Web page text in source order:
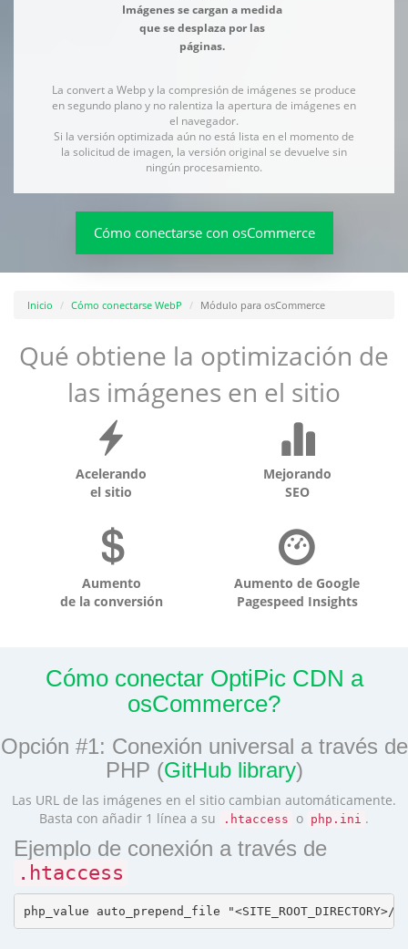
Imágenes se cargan a medida
que se desplaza por las
páginas.
La convert a Webp y la compresión de imágenes se produce
en segundo plano y no ralentiza la apertura de imágenes en
el navegador.
Si la versión optimizada aún no está lista en el momento de
la solicitud de imagen, la versión original se devuelve sin
ningún procesamiento.
Cómo conectarse con osCommerce
Inicio Cómo conectarse WebP Módulo para osCommerce
Qué obtiene la optimización de
las imágenes en el sitio
Acelerando
el sitio
Mejorando
SEO
Aumento
de la conversión
Aumento de Google
Pagespeed Insights
Cómo conectar OptiPic CDN a
osCommerce?
Opción #1: Conexión universal a través de
PHP (GitHub library)
Las URL de las imágenes en el sitio cambian automáticamente.
Basta con añadir 1 línea a su
.htaccess o php.ini .
Ejemplo de conexión a través de
.htaccess